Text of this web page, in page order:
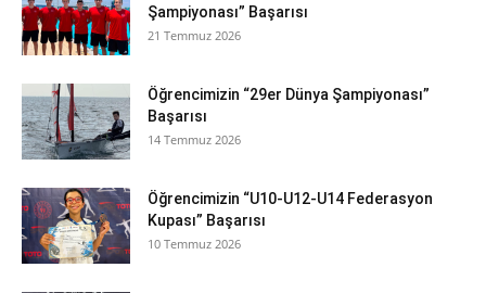
Şampiyonası” Başarısı
21 Temmuz 2026
Öğrencimizin “29er Dünya Şampiyonası”
Başarısı
14 Temmuz 2026
Öğrencimizin “U10-U12-U14 Federasyon
Kupası” Başarısı
10 Temmuz 2026